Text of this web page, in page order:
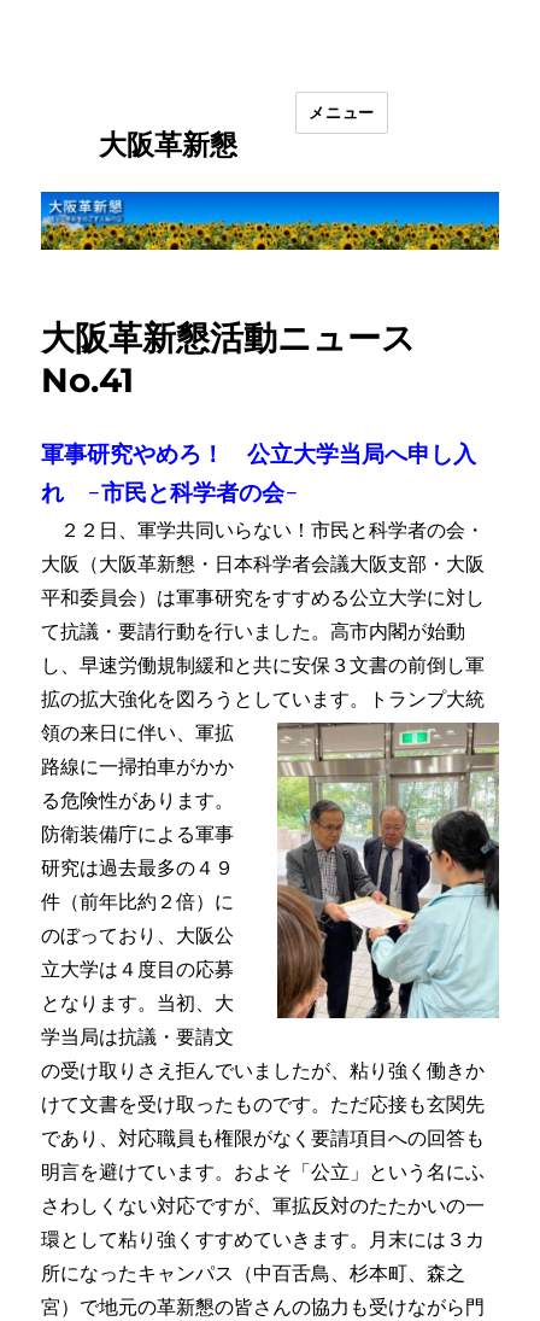
大阪革新懇
メニュー
大阪革新懇活動ニュース
No.41
軍事研究やめろ！ 公立大学当局へ申し入
れ -市民と科学者の会-
２２日、軍学共同いらない！市民と科学者の会・
大阪（大阪革新懇・日本科学者会議大阪支部・大阪
平和委員会）は軍事研究をすすめる公立大学に対し
て抗議・要請行動を行いました。高市内閣が始動
し、早速労働規制緩和と共に安保３文書の前倒し軍
拡の拡大強化を図ろうとしています。トランプ大統
領の来日に伴い、軍拡
路線に一掃拍車がかか
る危険性があります。
防衛装備庁による軍事
研究は過去最多の４９
件（前年比約２倍）に
のぼっており、大阪公
立大学は４度目の応募
となります。当初、大
学当局は抗議・要請文
の受け取りさえ拒んでいましたが、粘り強く働きか
けて文書を受け取ったものです。ただ応接も玄関先
であり、対応職員も権限がなく要請項目への回答も
明言を避けています。およそ「公立」という名にふ
さわしくない対応ですが、軍拡反対のたたかいの一
環として粘り強くすすめていきます。月末には３カ
所になったキャンパス（中百舌鳥、杉本町、森之
宮）で地元の革新懇の皆さんの協力も受けながら門